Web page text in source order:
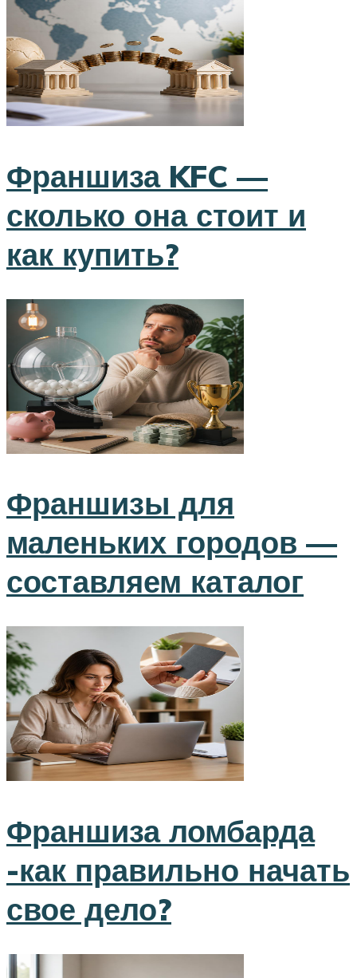
Франшиза KFC —
сколько она стоит и
как купить?
Франшизы для
маленьких городов —
составляем каталог
Франшиза ломбарда
-как правильно начать
свое дело?